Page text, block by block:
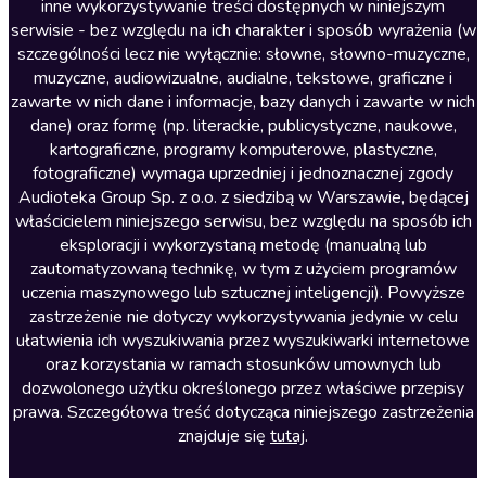
Literatura faktu
Literatura obyczajowa
Literatura piękna obca
Literatura piękna polska
Nagrania relaksacyjne
Nauka języków
Nauki humanistyczne
Podcasty i audycje
Polityka
Prasa
Religia
Romans
inne wykorzystywanie treści dostępnych w niniejszym
serwisie - bez względu na ich charakter i sposób wyrażenia (w
szczególności lecz nie wyłącznie: słowne, słowno-muzyczne,
muzyczne, audiowizualne, audialne, tekstowe, graficzne i
zawarte w nich dane i informacje, bazy danych i zawarte w nich
dane) oraz formę (np. literackie, publicystyczne, naukowe,
kartograficzne, programy komputerowe, plastyczne,
fotograficzne) wymaga uprzedniej i jednoznacznej zgody
Audioteka Group Sp. z o.o. z siedzibą w Warszawie, będącej
właścicielem niniejszego serwisu, bez względu na sposób ich
eksploracji i wykorzystaną metodę (manualną lub
zautomatyzowaną technikę, w tym z użyciem programów
uczenia maszynowego lub sztucznej inteligencji). Powyższe
zastrzeżenie nie dotyczy wykorzystywania jedynie w celu
ułatwienia ich wyszukiwania przez wyszukiwarki internetowe
oraz korzystania w ramach stosunków umownych lub
dozwolonego użytku określonego przez właściwe przepisy
prawa. Szczegółowa treść dotycząca niniejszego zastrzeżenia
znajduje się tutaj.